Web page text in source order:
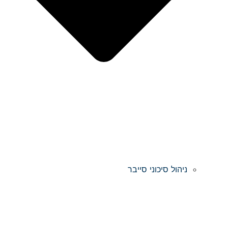
ניהול סיכוני סייבר